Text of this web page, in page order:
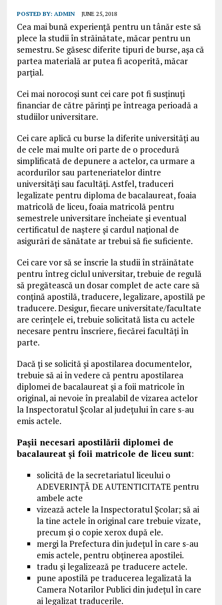
POSTED BY: ADMIN JUNE 25, 2018
Cea mai bună experiență pentru un tânăr este să
plece la studii în străinătate, măcar pentru un
semestru. Se găsesc diferite tipuri de burse, așa că
partea materială ar putea fi acoperită, măcar
parțial.
Cei mai norocoși sunt cei care pot fi susținuți
financiar de către părinți pe întreaga perioadă a
studiilor universitare.
Cei care aplică cu burse la diferite universități au
de cele mai multe ori parte de o procedură
simplificată de depunere a actelor, ca urmare a
acordurilor sau parteneriatelor dintre
universități sau facultăți. Astfel, traduceri
legalizate pentru diploma de bacalaureat, foaia
matricolă de liceu, foaia matricolă pentru
semestrele universitare încheiate și eventual
certificatul de naștere și cardul național de
asigurări de sănătate ar trebui să fie suficiente.
Cei care vor să se înscrie la studii în străinătate
pentru întreg ciclul universitar, trebuie de regulă
să pregătească un dosar complet de acte care să
conțină apostilă, traducere, legalizare, apostilă pe
traducere. Desigur, fiecare universitate/facultate
are cerințele ei, trebuie solicitată lista cu actele
necesare pentru înscriere, fiecărei facultăți în
parte.
Dacă ți se solicită și apostilarea documentelor,
trebuie să ai în vedere că pentru apostilarea
diplomei de bacalaureat și a foii matricole în
original, ai nevoie în prealabil de vizarea actelor
la Inspectoratul Școlar al județului în care s-au
emis actele.
Pașii necesari apostilării diplomei de
bacalaureat și foii matricole de liceu sunt:
solicită de la secretariatul liceului o
ADEVERINȚĂ DE AUTENTICITATE pentru
ambele acte
vizează actele la Inspectoratul Școlar; să ai
la tine actele în original care trebuie vizate,
precum și o copie xerox după ele.
mergi la Prefectura din județul în care s-au
emis actele, pentru obținerea apostilei.
tradu și legalizează pe traducere actele.
pune apostilă pe traducerea legalizată la
Camera Notarilor Publici din județul în care
ai legalizat traducerile.